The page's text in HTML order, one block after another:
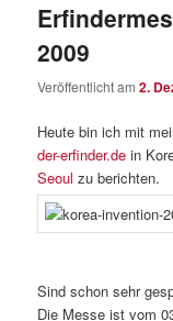
2009
Veröffentlicht am2.
Heute bin ich mit
der-erfinder.dein
Seoul zu berichten.
Sind schon sehr
Die Messe ist vom